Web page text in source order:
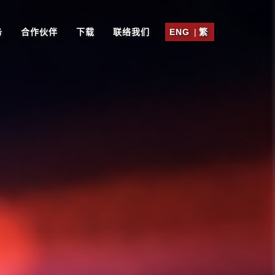
合作伙伴 下载 联络我们 ENG | 繁